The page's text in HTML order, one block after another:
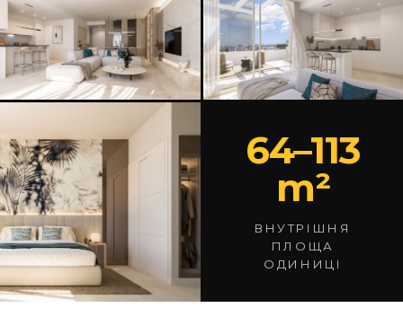
64–113
m²
ВНУТРІШНЯ
ПЛОЩА
ОДИНИЦІ